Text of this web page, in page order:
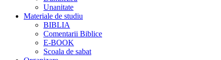
Unanitate
Materiale de studiu
BIBLIA
Comentarii Biblice
E-BOOK
Scoala de sabat